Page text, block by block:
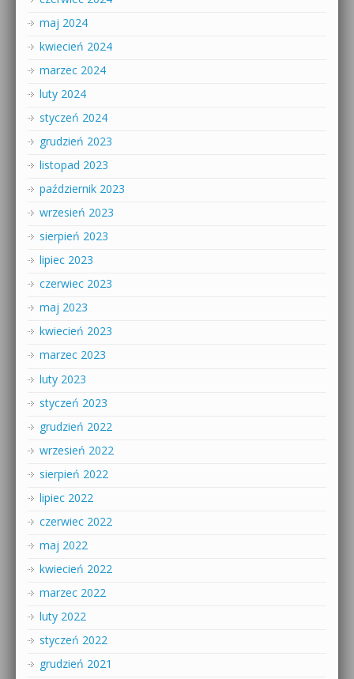
maj 2024
kwiecień 2024
marzec 2024
luty 2024
styczeń 2024
grudzień 2023
listopad 2023
październik 2023
wrzesień 2023
sierpień 2023
lipiec 2023
czerwiec 2023
maj 2023
kwiecień 2023
marzec 2023
luty 2023
styczeń 2023
grudzień 2022
wrzesień 2022
sierpień 2022
lipiec 2022
czerwiec 2022
maj 2022
kwiecień 2022
marzec 2022
luty 2022
styczeń 2022
grudzień 2021